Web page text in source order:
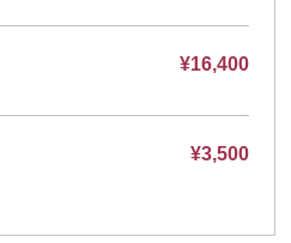
¥16,400
¥3,500